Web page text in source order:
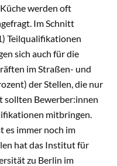
werden oft
Im Schnitt
Teilqualifikationen
sich auch für die
im Straßen- und
der Stellen, die nur
sollten Bewerber:innen
mitbringen.
es immer noch im
hat das Institut für
zu Berlin im